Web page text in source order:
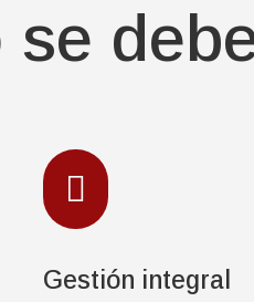

Gestión integral